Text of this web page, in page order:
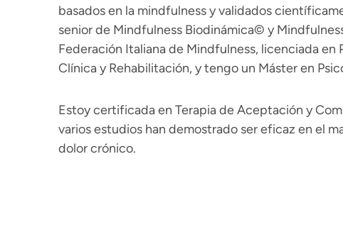
basados en la mindfulness y validados
senior de Mindfulness Biodinámica© y
Federación Italiana de Mindfulness, licenciada en
Clínica y Rehabilitación, y tengo un Máster en
Estoy certificada en Terapia de Aceptación y
varios estudios han demostrado ser eficaz en el
dolor crónico.